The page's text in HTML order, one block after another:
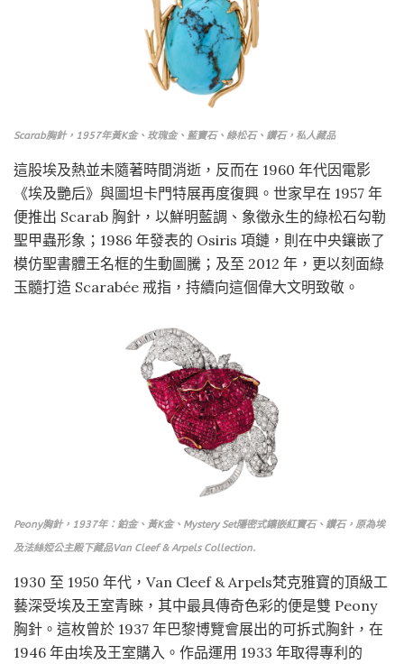
Scarab胸針，1957年黃K金、玫瑰金、藍寶石、綠松石、鑽石，私人藏品
這股埃及熱並未隨著時間消逝，反而在 1960 年代因電影
《埃及艷后》與圖坦卡門特展再度復興。世家早在 1957 年
便推出 Scarab 胸針，以鮮明藍調、象徵永生的綠松石勾勒
聖甲蟲形象；1986 年發表的 Osiris 項鏈，則在中央鑲嵌了
模仿聖書體王名框的生動圖騰；及至 2012 年，更以刻面綠
玉髓打造 Scarabée 戒指，持續向這個偉大文明致敬。
Peony胸針，1937年：鉑金、黃K金、Mystery Set隱密式鑲嵌紅寶石、鑽石，原為埃
及法絲婭公主殿下藏品Van Cleef & Arpels Collection.
1930 至 1950 年代，Van Cleef & Arpels梵克雅寶的頂級工
藝深受埃及王室青睞，其中最具傳奇色彩的便是雙 Peony
胸針。這枚曾於 1937 年巴黎博覽會展出的可拆式胸針，在
1946 年由埃及王室購入。作品運用 1933 年取得專利的